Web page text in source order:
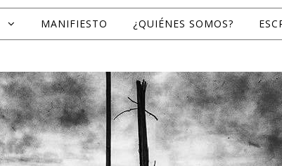
MANIFIESTO ¿QUIÉNES SOMOS?